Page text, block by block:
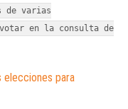
de varias
en la consulta de
elecciones para